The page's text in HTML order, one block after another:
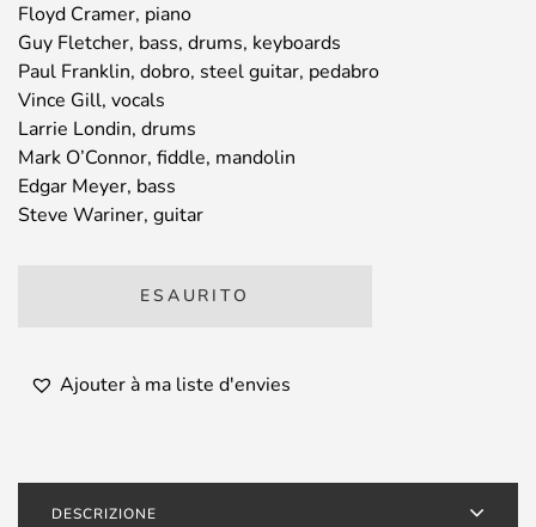
Floyd Cramer, piano
Guy Fletcher, bass, drums, keyboards
Paul Franklin, dobro, steel guitar, pedabro
Vince Gill, vocals
Larrie Londin, drums
Mark O’Connor, fiddle, mandolin
Edgar Meyer, bass
Steve Wariner, guitar
ESAURITO
Ajouter à ma liste d'envies
DESCRIZIONE